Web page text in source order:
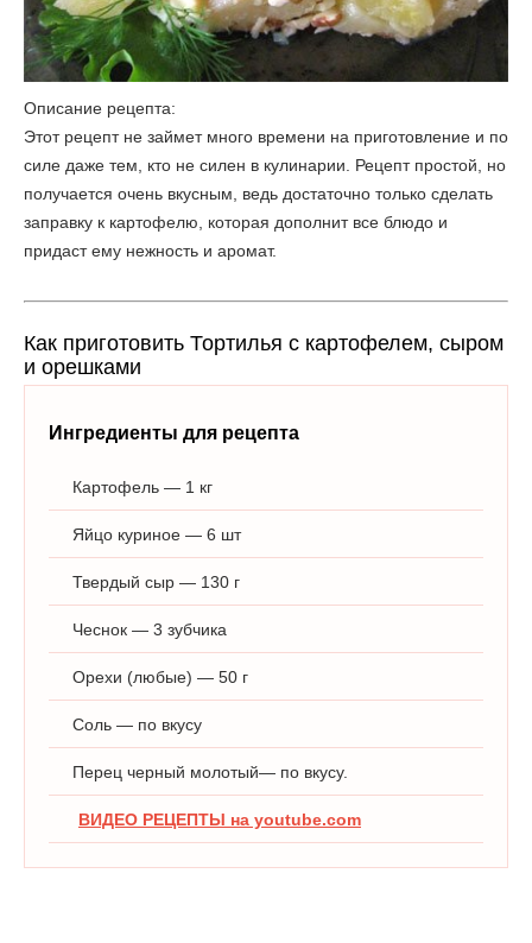
Описание рецепта:
Этот рецепт не займет много времени на приготовление и по
силе даже тем, кто не силен в кулинарии. Рецепт простой, но
получается очень вкусным, ведь достаточно только сделать
заправку к картофелю, которая дополнит все блюдо и
придаст ему нежность и аромат.
Как приготовить Тортилья с картофелем, сыром
и орешками
Ингредиенты для рецепта
Картофель — 1 кг
Яйцо куриное — 6 шт
Твердый сыр — 130 г
Чеснок — 3 зубчика
Орехи (любые) — 50 г
Соль — по вкусу
Перец черный молотый— по вкусу.
ВИДЕО РЕЦЕПТЫ на youtube.com